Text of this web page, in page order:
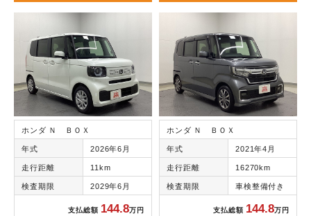
ホンダ Ｎ ＢＯＸ
年式 2026年6月
走行距離 11km
検査期限 2029年6月
支払総額 144.8万円
ホンダ Ｎ ＢＯＸ
年式 2021年4月
走行距離 16270km
検査期限 車検整備付き
支払総額 144.8万円